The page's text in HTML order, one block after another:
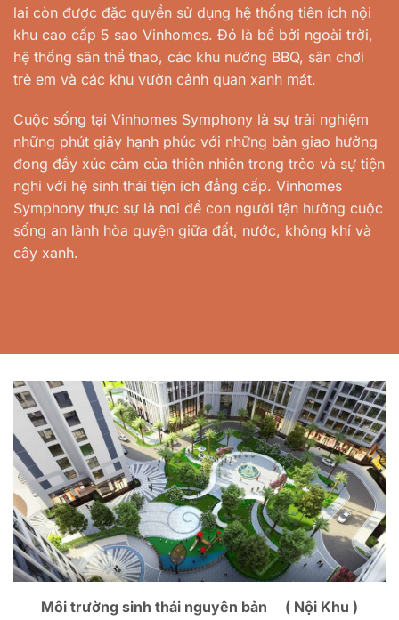
lai còn được đặc quyền sử dụng hệ thống tiên ích nội
khu cao cấp 5 sao Vinhomes. Đó là bể bởi ngoài trời,
hệ thống sân thể thao, các khu nướng BBQ, sân chơi
trẻ em và các khu vườn cảnh quan xanh mát.
Cuộc sống tại Vinhomes Symphony là sự trải nghiệm
những phút giây hạnh phúc với những bản giao hưởng
đong đầy xúc cảm của thiên nhiên trong trẻo và sự tiện
nghi với hệ sinh thái tiện ích đẳng cấp. Vinhomes
Symphony thực sự là nơi để con người tận hưởng cuộc
sống an lành hòa quyện giữa đất, nước, không khí và
cây xanh.
Môi trường sinh thái nguyên bản ( Nội Khu )